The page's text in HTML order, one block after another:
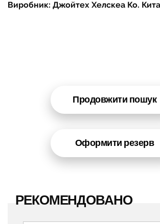
Виробник: Джойтех Хелскеа Ко.
Продовжити пошук
Оформити резерв
РЕКОМЕНДОВАНО